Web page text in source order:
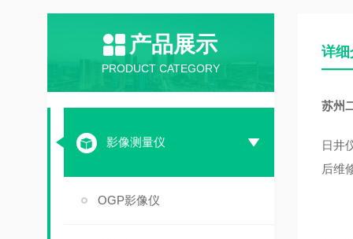
产品展示
PRODUCT CATEGORY
影像测量仪
OGP影像仪
详细
苏州
日井
后维